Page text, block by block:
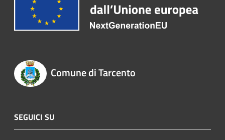
Comune di Tarcento
SEGUICI SU